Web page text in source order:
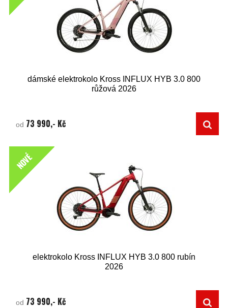
dámské elektrokolo Kross INFLUX HYB 3.0 800
růžová 2026
od 73 990,- Kč
NOVÉ
elektrokolo Kross INFLUX HYB 3.0 800 rubín
2026
od 73 990,- Kč